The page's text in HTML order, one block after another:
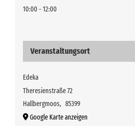
10:00 - 12:00
Veranstaltungsort
Edeka
Theresienstraße 72
Hallbergmoos, 85399
Google Karte anzeigen